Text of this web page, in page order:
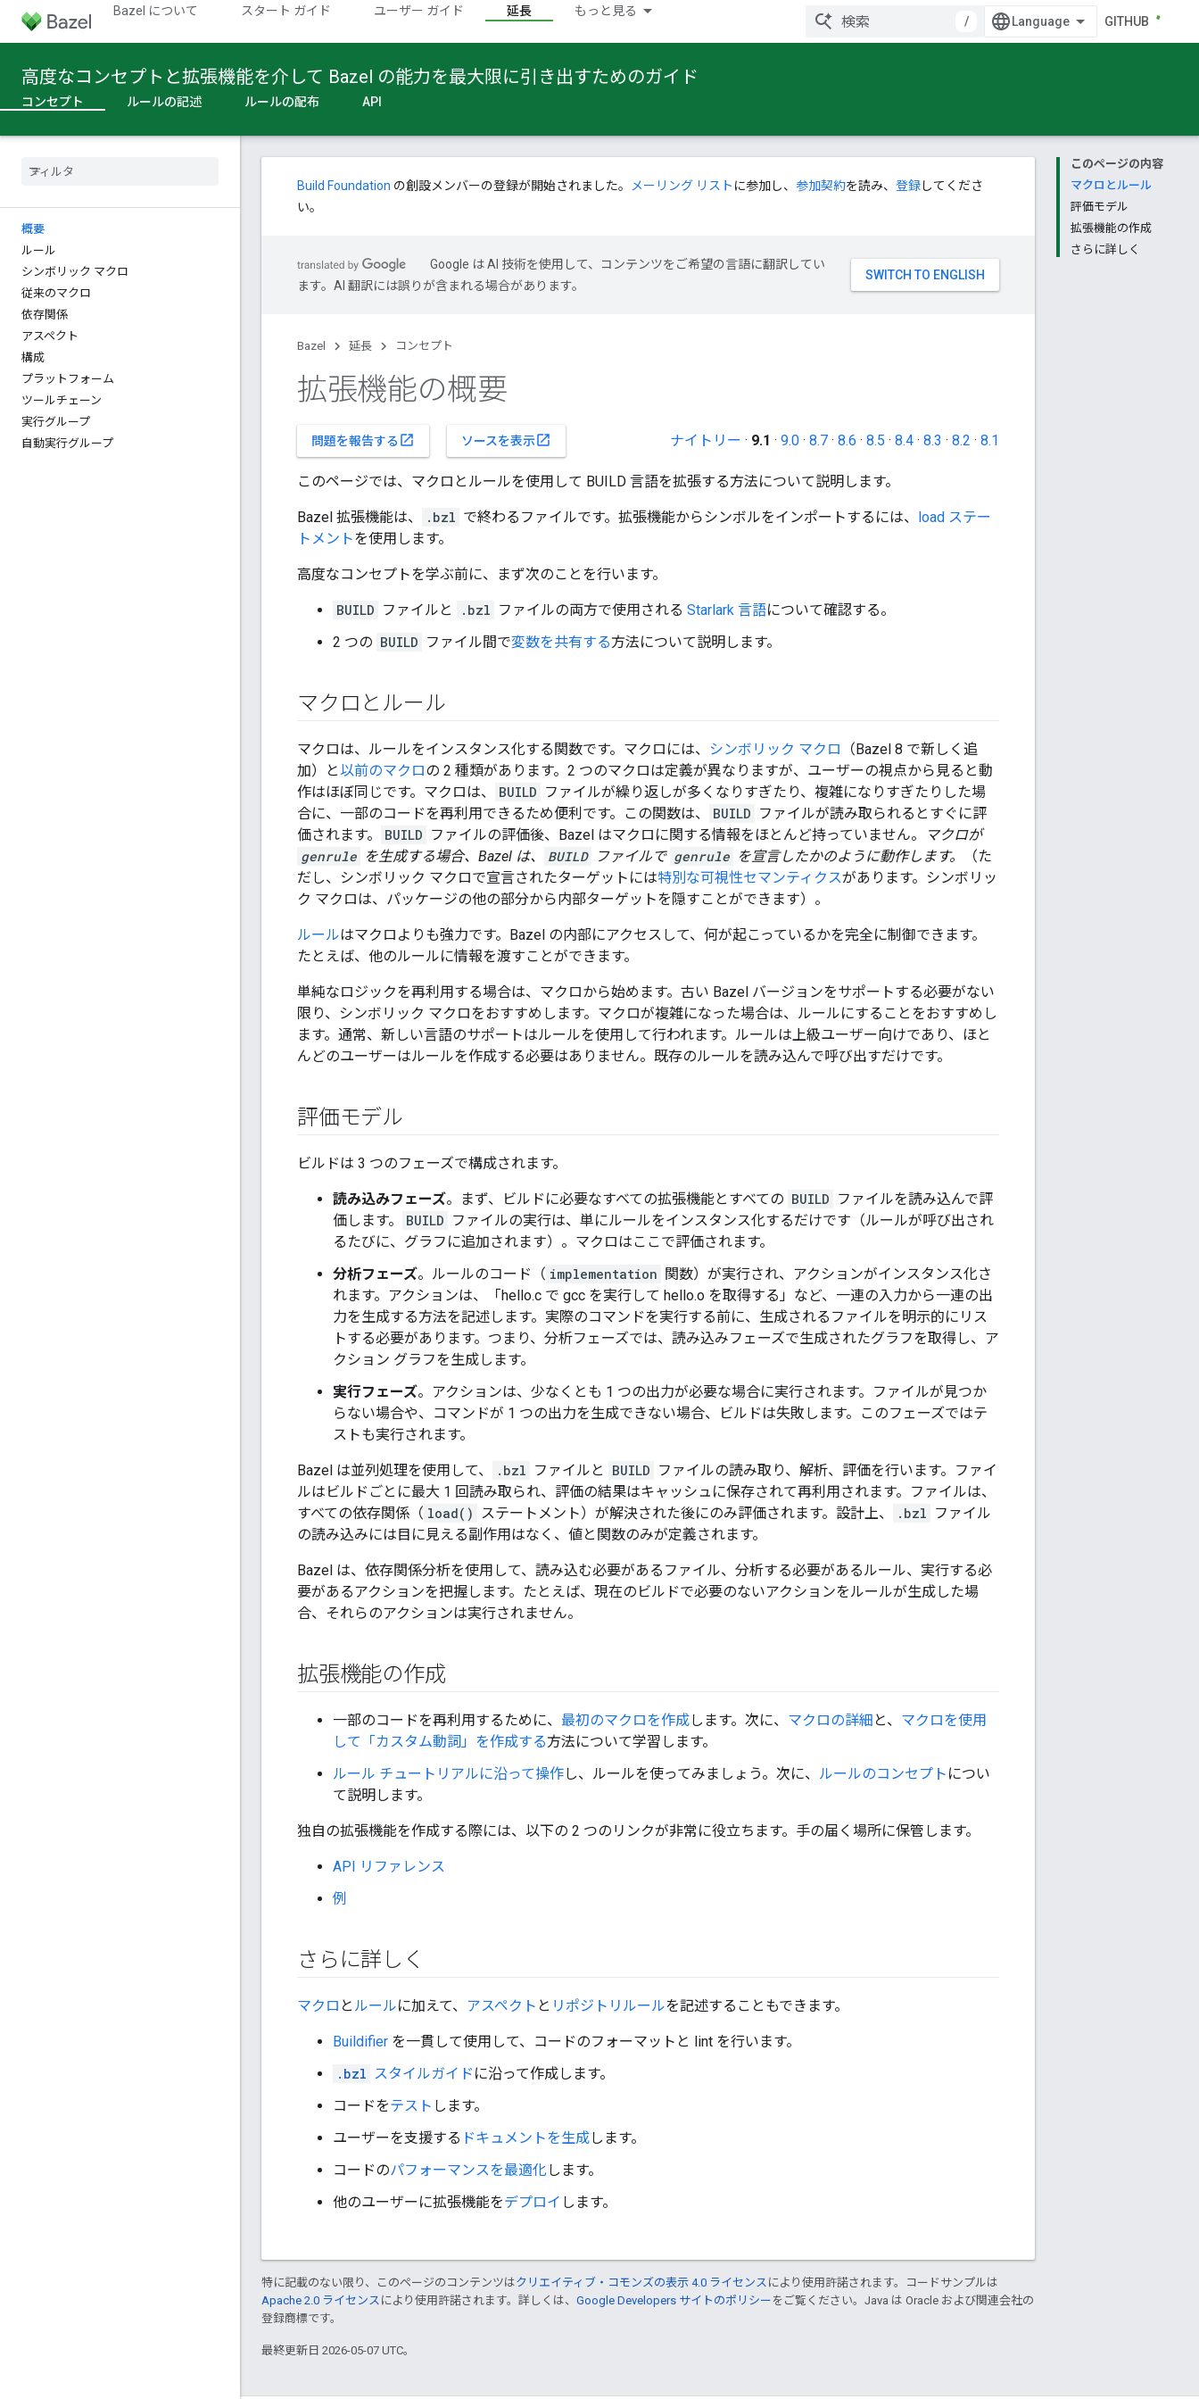
Bazel について スタート ガイド ユーザー ガイド 延長 もっと見る
/ GITHUB
高度なコンセプトと拡張機能を介して Bazel の能力を最大限に引き出すためのガイド
コンセプト ルールの記述 ルールの配布 API
概要
ルール
シンボリック マクロ
従来のマクロ
依存関係
アスペクト
構成
プラットフォーム
ツールチェーン
実行グループ
自動実行グループ
このページの内容
マクロとルール
評価モデル
拡張機能の作成
さらに詳しく
Build Foundation の創設メンバーの登録が開始されました。 メーリング リスト に参加し、 参加契約を読み、 登録してくださ
い。
Google は AI 技術を使用して、コンテンツをご希望の言語に翻訳してい
ます。AI 翻訳には誤りが含まれる場合があります。
Bazel 延長 コンセプト
拡張機能の概要
問題を報告する open_in_new ソースを表示open_in_new ナイトリー · 9.1 · 9.0 · 8.7 · 8.6 · 8.5 · 8.4 · 8.3 · 8.2 · 8.1
このページでは、マクロとルールを使用して BUILD 言語を拡張する方法について説明します。
Bazel 拡張機能は、 .bzl で終わるファイルです。拡張機能からシンボルをインポートするには、 load ステー
トメントを使用します。
高度なコンセプトを学ぶ前に、まず次のことを行います。
BUILD ファイルと .bzl ファイルの両方で使用される Starlark 言語について確認する。
2 つの BUILD ファイル間で変数を共有する方法について説明します。
マクロとルール
マクロは、ルールをインスタンス化する関数です。マクロには、 シンボリック マクロ
（Bazel 8 で新しく追
加）と 以前のマクロの 2 種類があります。2 つのマクロは定義が異なりますが、ユーザーの視点から見ると動
作はほぼ同じです。マクロは、
BUILD ファイルが繰り返しが多くなりすぎたり、複雑になりすぎたりした場
合に、一部のコードを再利用できるため便利です。この関数は、
BUILD ファイルが読み取られるとすぐに評
価されます。
BUILD ファイルの評価後、Bazel はマクロに関する情報をほとんど持っていません。
マクロが
genrule を生成する場合、Bazel は、 BUILD ファイルで genrule を宣言したかのように動作します。
（た
だし、シンボリック マクロで宣言されたターゲットには特別な可視性セマンティクスがあります。シンボリッ
ク マクロは、パッケージの他の部分から内部ターゲットを隠すことができます）。
ルールはマクロよりも強力です。Bazel の内部にアクセスして、何が起こっているかを完全に制御できます。
たとえば、他のルールに情報を渡すことができます。
単純なロジックを再利用する場合は、マクロから始めます。古い Bazel バージョンをサポートする必要がない
限り、シンボリック マクロをおすすめします。マクロが複雑になった場合は、ルールにすることをおすすめし
ます。通常、新しい言語のサポートはルールを使用して行われます。ルールは上級ユーザー向けであり、ほと
んどのユーザーはルールを作成する必要はありません。既存のルールを読み込んで呼び出すだけです。
評価モデル
ビルドは 3 つのフェーズで構成されます。
読み込みフェーズ。まず、ビルドに必要なすべての拡張機能とすべての BUILD ファイルを読み込んで評
価します。
BUILD ファイルの実行は、単にルールをインスタンス化するだけです（ルールが呼び出され
るたびに、グラフに追加されます）。マクロはここで評価されます。
分析フェーズ。ルールのコード（ implementation 関数）が実行され、アクションがインスタンス化さ
れます。アクションは、「hello.c で gcc を実行して hello.o を取得する」など、一連の入力から一連の出
力を生成する方法を記述します。実際のコマンドを実行する前に、生成されるファイルを明示的にリス
トする必要があります。つまり、分析フェーズでは、読み込みフェーズで生成されたグラフを取得し、ア
クション グラフを生成します。
実行フェーズ。アクションは、少なくとも 1 つの出力が必要な場合に実行されます。ファイルが見つか
らない場合や、コマンドが 1 つの出力を生成できない場合、ビルドは失敗します。このフェーズではテ
ストも実行されます。
Bazel は並列処理を使用して、 .bzl ファイルと BUILD ファイルの読み取り、解析、評価を行います。ファイ
ルはビルドごとに最大 1 回読み取られ、評価の結果はキャッシュに保存されて再利用されます。ファイルは、
すべての依存関係（ load() ステートメント）が解決された後にのみ評価されます。設計上、 .bzl ファイル
の読み込みには目に見える副作用はなく、値と関数のみが定義されます。
Bazel は、依存関係分析を使用して、読み込む必要があるファイル、分析する必要があるルール、実行する必
要があるアクションを把握します。たとえば、現在のビルドで必要のないアクションをルールが生成した場
合、それらのアクションは実行されません。
拡張機能の作成
一部のコードを再利用するために、 最初のマクロを作成します。次に、 マクロの詳細 と、 マクロを使用
して「カスタム動詞」を作成する方法について学習します。
ルール チュートリアルに沿って操作し、ルールを使ってみましょう。次に、 ルールのコンセプト につい
て説明します。
独自の拡張機能を作成する際には、以下の 2 つのリンクが非常に役立ちます。手の届く場所に保管します。
API リファレンス
例
さらに詳しく
マクロ と ルールに加えて、 アスペクト と リポジトリルールを記述することもできます。
Buildifier を一貫して使用して、コードのフォーマットと lint を行います。
.bzl スタイルガイド に沿って作成します。
コードをテスト します。
ユーザーを支援する ドキュメントを生成します。
コードのパフォーマンスを最適化 します。
他のユーザーに拡張機能をデプロイ します。
特に記載のない限り、このページのコンテンツはクリエイティブ・コモンズの表示 4.0 ライセンス により使用許諾されます。コードサンプルは
Apache 2.0 ライセンス により使用許諾されます。詳しくは、 Google Developers サイトのポリシー をご覧ください。Java は Oracle および関連会社の
登録商標です。
最終更新日 2026-05-07 UTC。